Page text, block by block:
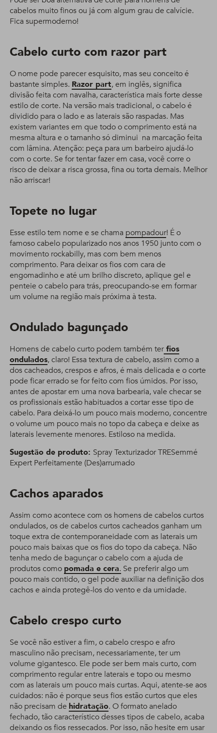
cabelos muito finos ou já com algum grau de calvície.
Fica supermoderno!
Cabelo curto com razor part
O nome pode parecer esquisito, mas seu conceito é
bastante simples. Razor part, em inglês, significa
divisão feita com navalha, característica mais forte desse
estilo de corte. Na versão mais tradicional, o cabelo é
dividido para o lado e as laterais são raspadas. Mas
existem variantes em que todo o comprimento está na
mesma altura e o tamanho só diminui na marcação feita
com lâmina. Atenção: peça para um barbeiro ajudá-lo
com o corte. Se for tentar fazer em casa, você corre o
risco de deixar a risca grossa, fina ou torta demais. Melhor
não arriscar!
Topete no lugar
Esse estilo tem nome e se chama pompadour! É o
famoso cabelo popularizado nos anos 1950 junto com o
movimento rockabilly, mas com bem menos
comprimento. Para deixar os fios com cara de
engomadinho e até um brilho discreto, aplique gel e
penteie o cabelo para trás, preocupando-se em formar
um volume na região mais próxima à testa.
Ondulado bagunçado
Homens de cabelo curto podem também terfios
ondulados, claro! Essa textura de cabelo, assim como a
dos cacheados, crespos e afros, é mais delicada e o corte
pode ficar errado se for feito com fios úmidos. Por isso,
antes de apostar em uma nova barbearia, vale checar se
os profissionais estão habituados a cortar esse tipo de
cabelo. Para deixá-lo um pouco mais moderno, concentre
o volume um pouco mais no topo da cabeça e deixe as
laterais levemente menores. Estiloso na medida.
Sugestão de produto: Spray Texturizador TRESemmé
Expert Perfeitamente (Des)arrumado
Cachos aparados
Assim como acontece com os homens de cabelos curtos
ondulados, os de cabelos curtos cacheados ganham um
toque extra de contemporaneidade com as laterais um
pouco mais baixas que os fios do topo da cabeça. Não
tenha medo de bagunçar o cabelo com a ajuda de
produtos como pomada e cera. Se preferir algo um
pouco mais contido, o gel pode auxiliar na definição dos
cachos e ainda protegê-los do vento e da umidade.
Cabelo crespo curto
Se você não estiver a fim, o cabelo crespo e afro
masculino não precisam, necessariamente, ter um
volume gigantesco. Ele pode ser bem mais curto, com
comprimento regular entre laterais e topo ou mesmo
com as laterais um pouco mais curtas. Aqui, atente-se aos
cuidados: não é porque seus fios estão curtos que eles
não precisam de hidratação. O formato anelado
fechado, tão característico desses tipos de cabelo, acaba
deixando os fios ressecados. Por isso, não hesite em usar